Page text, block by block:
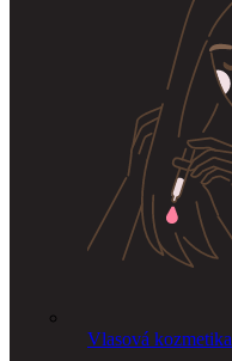
Vlasová kozmetika